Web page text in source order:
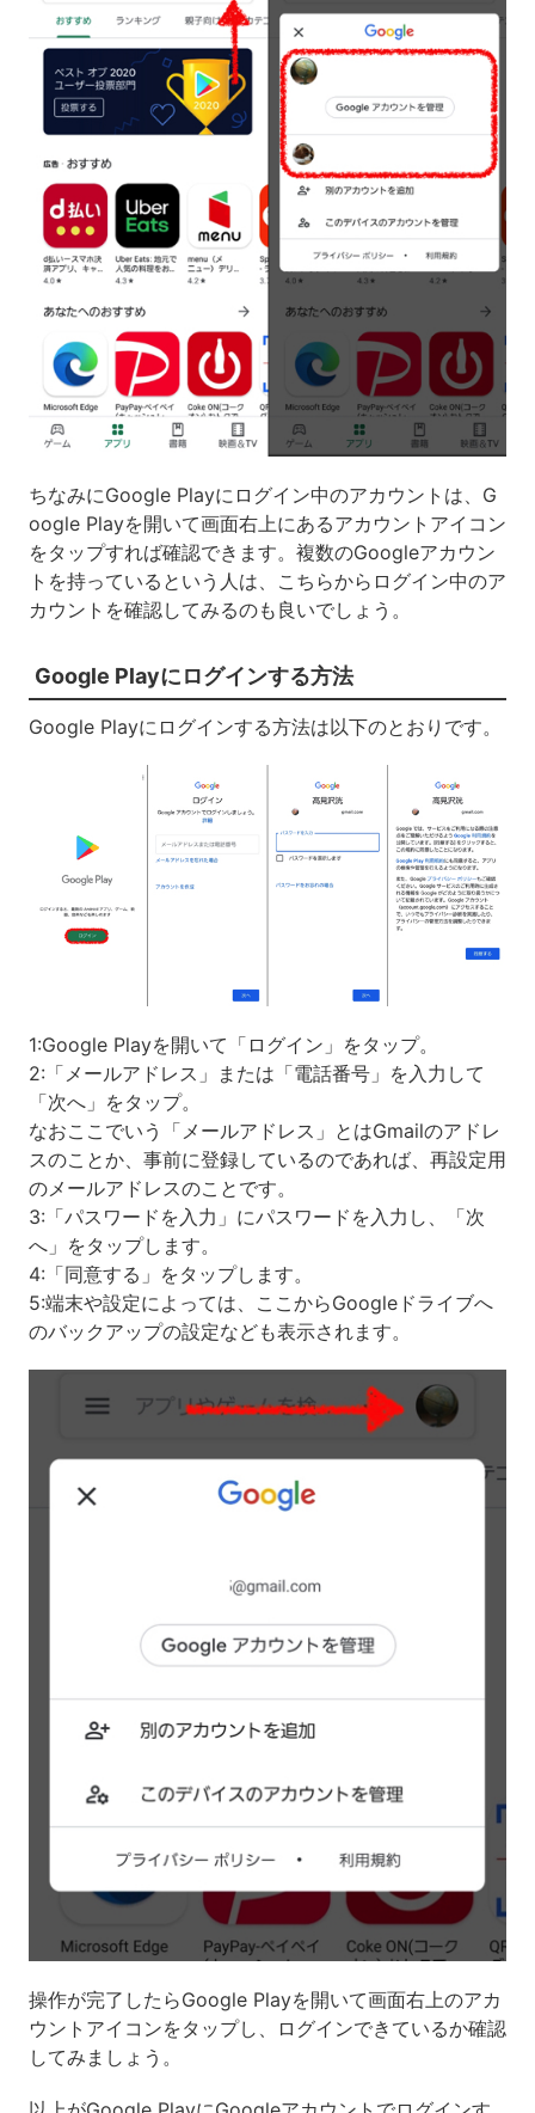
ちなみにGoogle Playにログイン中のアカウントは、G
oogle Playを開いて画面右上にあるアカウントアイコン
をタップすれば確認できます。複数のGoogleアカウン
トを持っているという人は、こちらからログイン中のア
カウントを確認してみるのも良いでしょう。
Google Playにログインする方法
Google Playにログインする方法は以下のとおりです。
1:Google Playを開いて「ログイン」をタップ。
2:「メールアドレス」または「電話番号」を入力して
「次へ」をタップ。
なおここでいう「メールアドレス」とはGmailのアドレ
スのことか、事前に登録しているのであれば、再設定用
のメールアドレスのことです。
3:「パスワードを入力」にパスワードを入力し、「次
へ」をタップします。
4:「同意する」をタップします。
5:端末や設定によっては、ここからGoogleドライブへ
のバックアップの設定なども表示されます。
操作が完了したらGoogle Playを開いて画面右上のアカ
ウントアイコンをタップし、ログインできているか確認
してみましょう。